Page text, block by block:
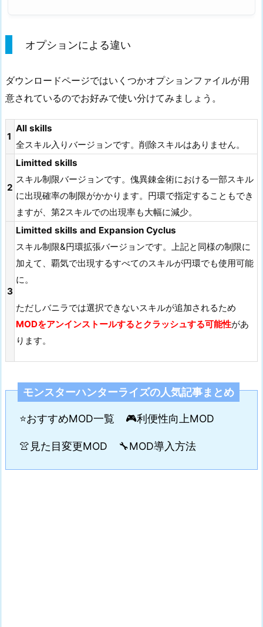
オプションによる違い
ダウンロードページではいくつかオプションファイルが用
意されているのでお好みで使い分けてみましょう。
1
All skills
全スキル入りバージョンです。削除スキルはありません。
2
Limitted skills
スキル制限バージョンです。傀異錬金術における一部スキル
に出現確率の制限がかかります。円環で指定することもでき
ますが、第2スキルでの出現率も大幅に減少。
3
Limitted skills and Expansion Cyclus
スキル制限&円環拡張バージョンです。上記と同様の制限に
加えて、覇気で出現するすべてのスキルが円環でも使用可能
に。
ただしバニラでは選択できないスキルが追加されるため
MODをアンインストールするとクラッシュする可能性があ
ります。
モンスターハンターライズの人気記事まとめ
⭐おすすめMOD一覧 🎮利便性向上MOD
👚見た目変更MOD 🔧MOD導入方法